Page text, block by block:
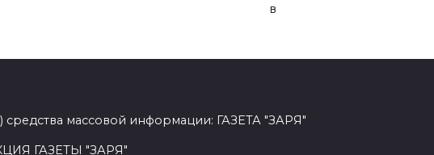
в
средства массовой информации: ГАЗЕТА "ЗАРЯ"
ГАЗЕТЫ "ЗАРЯ"